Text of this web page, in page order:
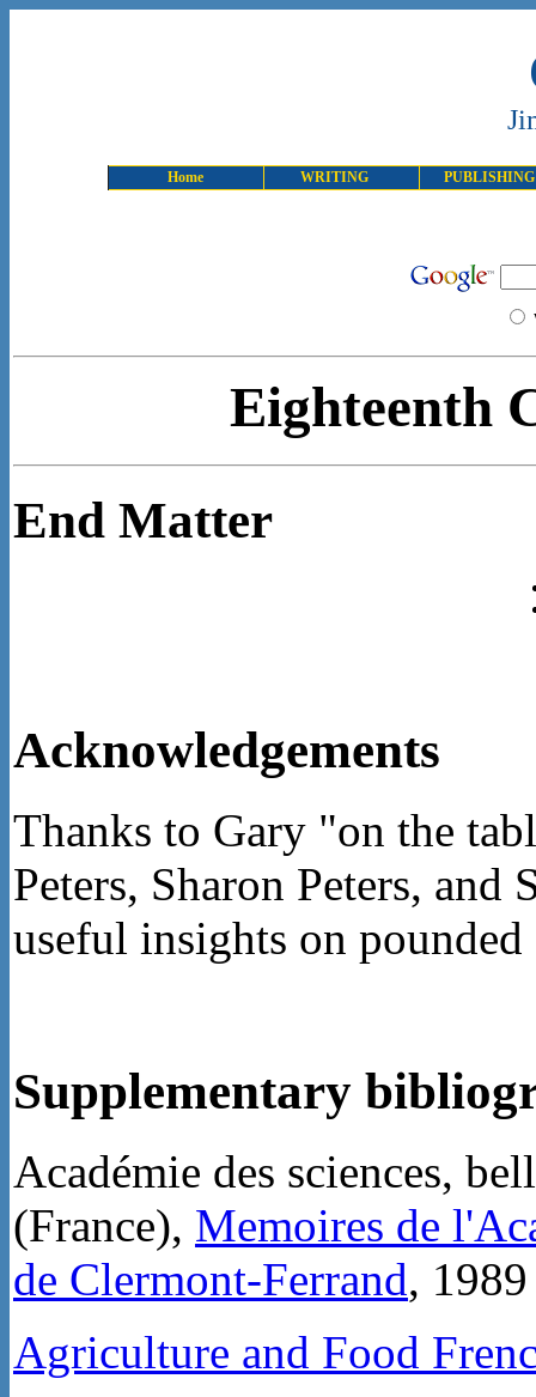
Home WRITING PUBLISHING
Eighteenth
End Matter
Acknowledgements
Thanks to Gary "on the
Peters, Sharon Peters,
useful insights on
Supplementary
Académie des sciences,
(France), Memoires de
de Clermont-Ferrand, 1989
Agriculture and Food